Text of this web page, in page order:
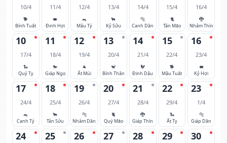
10/4
🐕
Bính Tuất
11/4
🐖
Đinh Hợi
12/4
🐀
Mậu Tý
13/4
🐂
Kỷ Sửu
14/4
🐅
Canh Dần
15/4
🐈
Tân Mão
16/4
🐉
Nhâm Thìn
10
17/4
🐍
Quý Tỵ
11
18/4
🐎
Giáp Ngọ
12
19/4
🐐
Ất Mùi
13
20/4
🐒
Bính Thân
14
21/4
🐓
Đinh Dậu
15
22/4
🐕
Mậu Tuất
16
23/4
🐖
Kỷ Hợi
17
24/4
🐀
Canh Tý
18
25/4
🐂
Tân Sửu
19
26/4
🐅
Nhâm Dần
20
27/4
🐈
Quý Mão
21
28/4
🐉
Giáp Thìn
22
29/4
🐍
Ất Tỵ
23
1/4
🐅
Giáp Dần
24 25 26 27 28 29 30